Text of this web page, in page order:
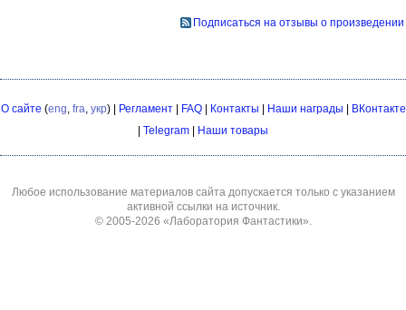
Подписаться на отзывы о произведении
О сайте (eng, fra, укр) | Регламент| FAQ| Контакты Наши награды
ВКонтакте
Telegram Наши товары
Любое использование материалов сайта допускается только с указанием
активной ссылки на источник.
© 2005-2026 «Лаборатория Фантастики».